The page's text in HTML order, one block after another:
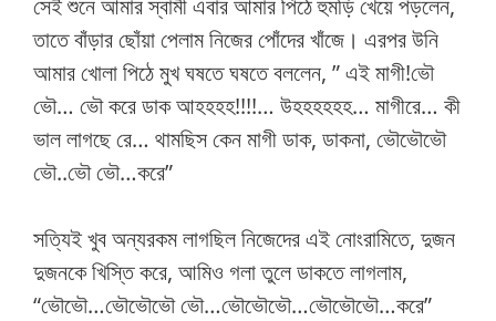
সেই শুনে আমার স্বামী এবার আমার পিঠে হুমড়ি খেয়ে পড়লেন,
তাতে বাঁড়ার ছোঁয়া পেলাম নিজের পোঁদের খাঁজে। এরপর উনি
আমার খোলা পিঠে মুখ ঘষতে ঘষতে বললেন, ” এই মাগী!ভৌ
ভৌ… ভৌ করে ডাক আহহহহ!!!!… উহহহহহহ… মাগীরে… কী
ভাল লাগছে রে… থামছিস কেন মাগী ডাক, ডাকনা, ভৌভৌভৌ
ভৌ..ভৌ ভৌ…করে”
সত্যিই খুব অন্যরকম লাগছিল নিজেদের এই নোংরামিতে, দুজন
দুজনকে খিস্তি করে, আমিও গলা তুলে ডাকতে লাগলাম,
“ভৌভৌ…ভৌভৌভৌ ভৌ…ভৌভৌভৌ…ভৌভৌভৌ…করে”